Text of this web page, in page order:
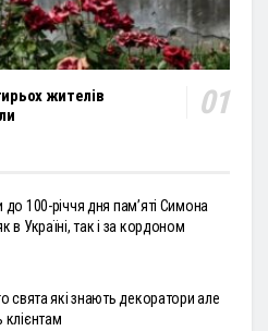
жителів
до 100-річчя дня пам’яті Симона
в Україні, так і за кордоном
свята які знають декоратори але
клієнтам